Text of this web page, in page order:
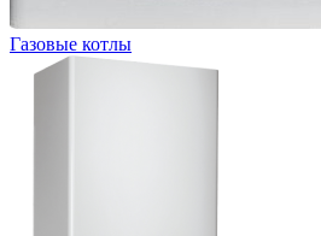
Газовые котлы